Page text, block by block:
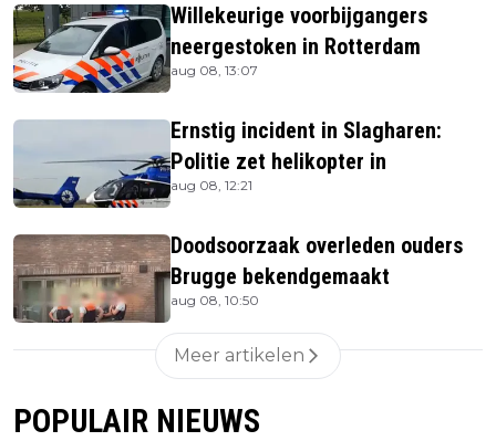
Willekeurige voorbijgangers
neergestoken in Rotterdam
aug 08, 13:07
Ernstig incident in Slagharen:
Politie zet helikopter in
aug 08, 12:21
Doodsoorzaak overleden ouders
Brugge bekendgemaakt
aug 08, 10:50
Meer artikelen
POPULAIR NIEUWS